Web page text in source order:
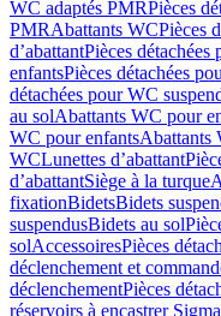
WC adaptés PMRPièces
PMRAbattants WCPièces
d’abattantPièces détachées
enfantsPièces détachées
détachées pour WC
au solAbattants WC pour
WC pour enfantsAbattants
WCLunettes d’abattant
d’abattantSiège à la turque
fixationBidetsBidets
suspendusBidets au sol
solAccessoiresPièces
déclenchement et
déclenchementPièces
réservoirs à encastrer Sigma